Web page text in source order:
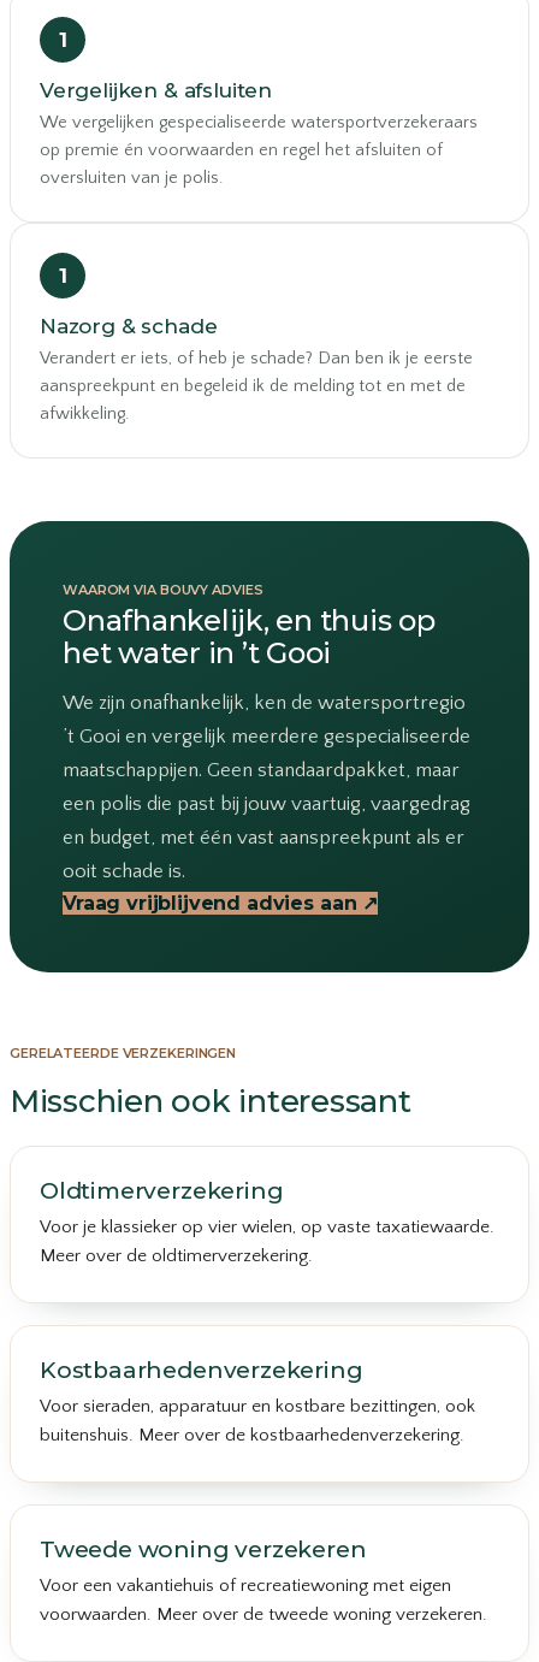
Vergelijken & afsluiten
We vergelijken gespecialiseerde watersportverzekeraars
op premie én voorwaarden en regel het afsluiten of
oversluiten van je polis.
Nazorg & schade
Verandert er iets, of heb je schade? Dan ben ik je eerste
aanspreekpunt en begeleid ik de melding tot en met de
afwikkeling.
WAAROM VIA BOUVY ADVIES
Onafhankelijk, en thuis op
het water in ’t Gooi
We zijn onafhankelijk, ken de watersportregio
’t Gooi en vergelijk meerdere gespecialiseerde
maatschappijen. Geen standaardpakket, maar
een polis die past bij jouw vaartuig, vaargedrag
en budget, met één vast aanspreekpunt als er
ooit schade is.
Vraag vrijblijvend advies aan ↗
GERELATEERDE VERZEKERINGEN
Misschien ook interessant
Oldtimerverzekering
Voor je klassieker op vier wielen, op vaste taxatiewaarde.
Meer over de oldtimerverzekering.
Kostbaarhedenverzekering
Voor sieraden, apparatuur en kostbare bezittingen, ook
buitenshuis. Meer over de kostbaarhedenverzekering.
Tweede woning verzekeren
Voor een vakantiehuis of recreatiewoning met eigen
voorwaarden. Meer over de tweede woning verzekeren.